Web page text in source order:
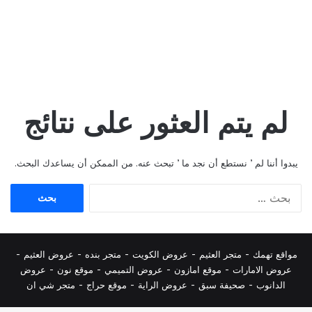
لم يتم العثور على نتائج
يبدوا أننا لم ’ نستطع أن نجد ما ’ تبحث عنه. من الممكن أن يساعدك البحث.
مواقع تهمك - متجر العثيم - عروض الكويت - متجر بنده - عروض العثيم -
عروض الامارات - موقع امازون - عروض التميمي - موقع نون - عروض
الدانوب - صحيفة سبق - عروض الراية - موقع حراج - متجر شي ان